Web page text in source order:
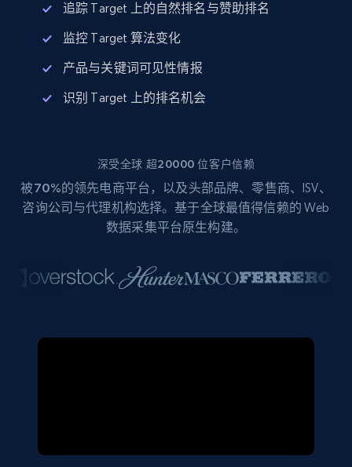
追踪 Target 上的自然排名与赞助排名
监控 Target 算法变化
产品与关键词可见性情报
识别 Target 上的排名机会
深受全球 超20000 位客户信赖
被70%的领先电商平台，以及头部品牌、零售商、ISV、
咨询公司与代理机构选择。基于全球最值得信赖的 Web
数据采集平台原生构建。